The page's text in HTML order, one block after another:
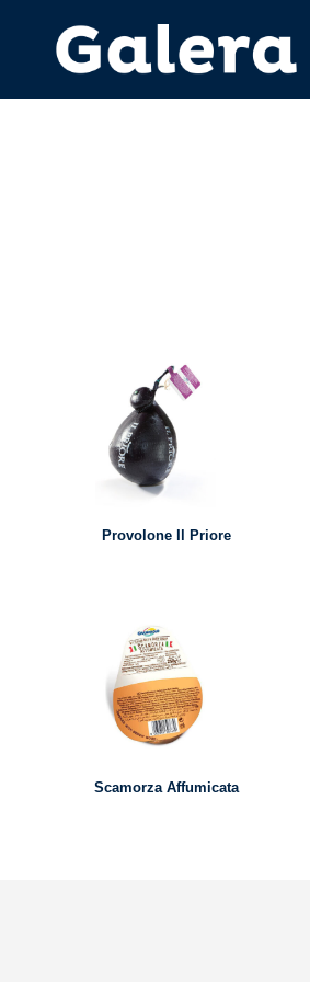
Provolone Il Priore
Scamorza Affumicata